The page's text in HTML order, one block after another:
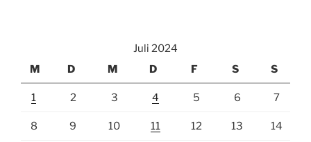
Juli 2024
M
D M D F S S
1 2 3 4 5 6 7
8 9 10 11 12 13 14